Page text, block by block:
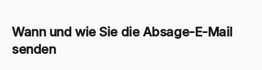
Wann und wie Sie die Absage-E-Mail
senden